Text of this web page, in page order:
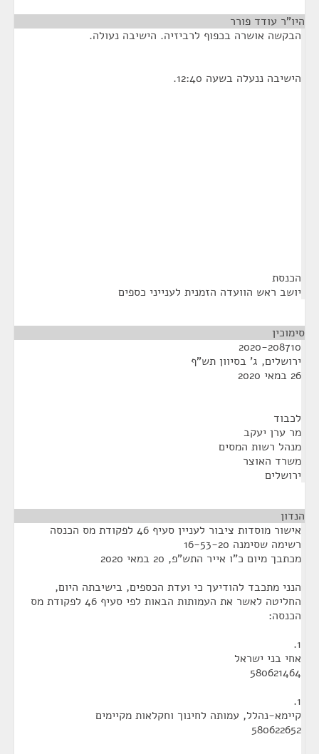
היו"ר עודד פורר
הבקשה אושרה בכפוף לרביזיה. הישיבה נעולה.
הישיבה ננעלה בשעה 12:40.
הכנסת
יושב ראש הוועדה הזמנית לענייני כספים
סימוכין
2020-208710
ירושלים, ג' בסיוון תש"ף
26 במאי 2020
לכבוד
מר ערן יעקב
מנהל רשות המסים
משרד האוצר
ירושלים
הנדון
אישור מוסדות ציבור לעניין סעיף 46 לפקודת מס הכנסה
רשימה שסימנה 16-53-20
מכתבך מיום כ"ו אייר התש"פ, 20 במאי 2020
הנני מתכבד להודיעך כי ועדת הכספים, בישיבתה היום,
החליטה לאשר את העמותות הבאות לפי סעיף 46 לפקודת מס
הכנסה:
1.
אחי בני ישראל
580621464
1.
קיימא-נהלל, עמותה לחינוך וחקלאות מקיימים
580622652